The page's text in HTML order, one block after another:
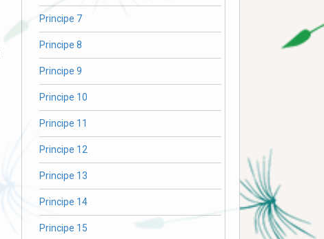
Principe 7
Principe 8
Principe 9
Principe 10
Principe 11
Principe 12
Principe 13
Principe 14
Principe 15